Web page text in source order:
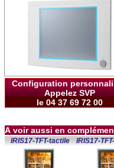
Configuration
Appelez SVP
le 04 37 69 72 00
A voir aussi en
IRIS17-TFT-tactile IRIS17-